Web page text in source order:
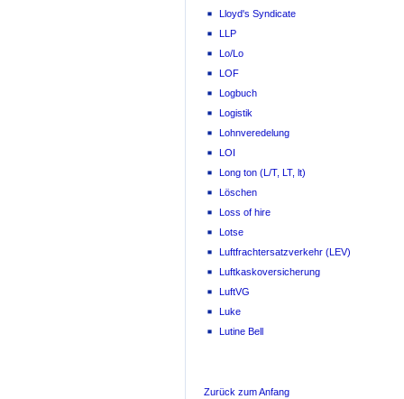
Lloyd's Syndicate
LLP
Lo/Lo
LOF
Logbuch
Logistik
Lohnveredelung
LOI
Long ton (L/T, LT, lt)
Löschen
Loss of hire
Lotse
Luftfrachtersatzverkehr (LEV)
Luftkaskoversicherung
LuftVG
Luke
Lutine Bell
Zurück zum Anfang